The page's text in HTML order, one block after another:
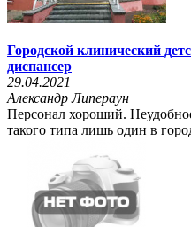
Городской клинический
диспансер
29.04.2021
Александр Липераун
Персонал хороший.
такого типа лишь один в